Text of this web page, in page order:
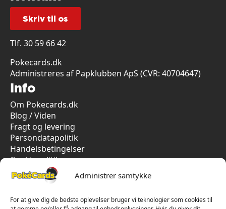
Administrer samtykke
For at give dig de bedste oplevelser bruger vi teknologier som cookies til
Skriv til os
Tlf. 30 59 66 42
Pokecards.dk
Administreres af Papklubben ApS (CVR: 40704647)
Info
Om Pokecards.dk
Blog / Viden
Fragt og levering
Persondatapolitik
Handelsbetingelser
Cookiepolitik
Vi har kun 5-stjernet anmeldelser på Trustpilot